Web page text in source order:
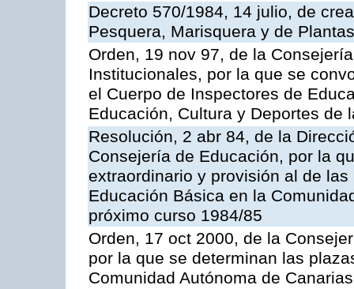
Decreto 570/1984, 14 julio, de
Pesquera, Marisquera y de
Orden, 19 nov 97, de la
Institucionales, por la que se
el Cuerpo de Inspectores de
Educación, Cultura y Deportes de
Resolución, 2 abr 84, de la
Consejería de Educación, por la
extraordinario y provisión al de
Educación Básica en la
próximo curso 1984/85
Orden, 17 oct 2000, de la
por la que se determinan las
Comunidad Autónoma de Canarias